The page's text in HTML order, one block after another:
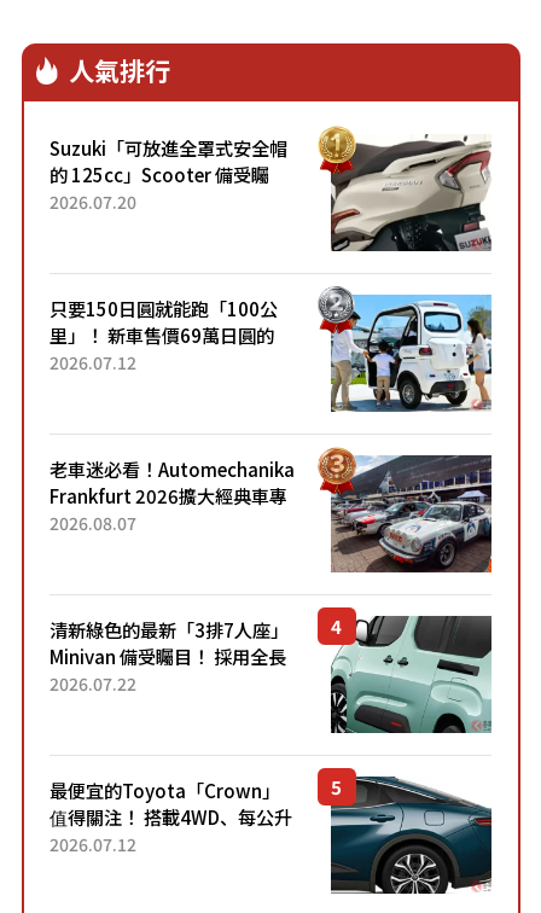
人氣排行
Suzuki「可放進全罩式安全帽
的 125cc」Scooter 備受矚
目！採用全新流線設計與各項
2026.07.20
只要150日圓就能跑「100公
里」！ 新車售價69萬日圓的
「3人座」Trike大受歡迎！ 順
2026.07.12
老車迷必看！Automechanika
Frankfurt 2026擴大經典車專
區 1954年珍稀古董車現場修復
2026.08.07
清新綠色的最新「3排7人座」
Minivan 備受矚目！ 採用全長
4.7公尺剛剛好的車身尺寸與
2026.07.22
最便宜的Toyota「Crown」
值得關注！ 搭載4WD、每公升
22.4公里低油耗表現超亮眼！
2026.07.12